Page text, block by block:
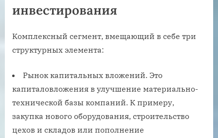
инвестирования
Комплексный сегмент, вмещающий в себе три
структурных элемента:
Рынок капитальных вложений. Это
капиталовложения в улучшение материально-
технической базы компаний. К примеру,
закупка нового оборудования, строительство
цехов и складов или пополнение